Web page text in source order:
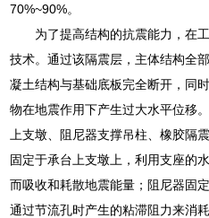
70%~90%。
为了提高结构的抗震能力，在
技术。通过该隔震层，主体结构全
凝土结构与基础底板完全断开，同
物在地震作用下产生过大水平位移
上支墩、阻尼器支撑吊柱、橡胶隔
固定于承台上支墩上，利用支座的
而吸收和耗散地震能量；阻尼器固
通过节流孔时产生的粘滞阻力来消